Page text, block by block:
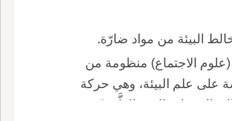
البيئة من مواد ضارّة.
(علوم الاجتماع) منظومة من
على علم البيئة، وهي حركة
الاهتمام بالبيئة الطَّبيعيّة